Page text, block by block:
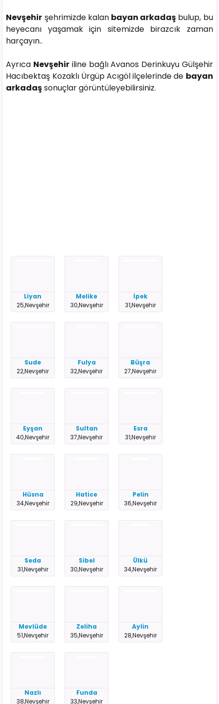
Nevşehir şehrimizde kalan bayan arkadaş bulup, bu
heyecanı yaşamak için sitemizde birazcık zaman
harçayın..
Ayrıca Nevşehir iline bağlı Avanos Derinkuyu Gülşehir
Hacıbektaş Kozaklı Ürgüp Acıgöl ilçelerinde de bayan
arkadaşsonuçlar görüntüleyebilirsiniz.
Liyan
25,Nevşehir
Melike
30,Nevşehir
İpek
31,Nevşehir
Sude
22,Nevşehir
Fulya
32,Nevşehir
Büşra
27,Nevşehir
Eyşan
40,Nevşehir
Sultan
37,Nevşehir
Esra
31,Nevşehir
Hüsna
34,Nevşehir
Hatice
29,Nevşehir
Pelin
36,Nevşehir
Seda
31,Nevşehir
Sibel
30,Nevşehir
Ülkü
34,Nevşehir
Mevlüde
51,Nevşehir
Zeliha
35,Nevşehir
Aylin
28,Nevşehir
Nazlı
38,Nevşehir
Funda
33,Nevşehir